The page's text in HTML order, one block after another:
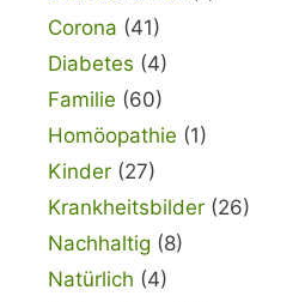
Corona (41)
Diabetes (4)
Familie (60)
Homöopathie (1)
Kinder (27)
Krankheitsbilder (26)
Nachhaltig (8)
Natürlich (4)